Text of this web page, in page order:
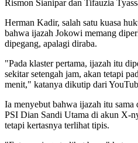
Rismon Sianipar dan Tifauzia
Herman Kadir, salah satu kuasa
bahwa ijazah Jokowi memang
dipegang, apalagi diraba.
"Pada klaster pertama, ijazah itu
sekitar setengah jam, akan tetapi
menit," katanya dikutip dari
Ia menyebut bahwa ijazah itu
PSI Dian Sandi Utama di akun X-
tetapi kertasnya terlihat tipis.